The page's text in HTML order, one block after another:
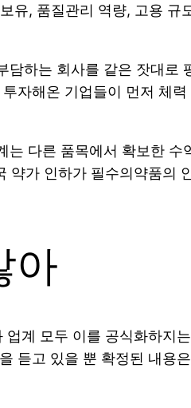
유, 품질관리 역량, 고용 규
담하는 회사를 같은 잣대로
자해온 기업들이 먼저 체
는 다른 품목에서 확보한 수
약가 인하가 필수의약품의
아
계 모두 이를 공식화하지
듣고 있을 뿐 확정된 내용